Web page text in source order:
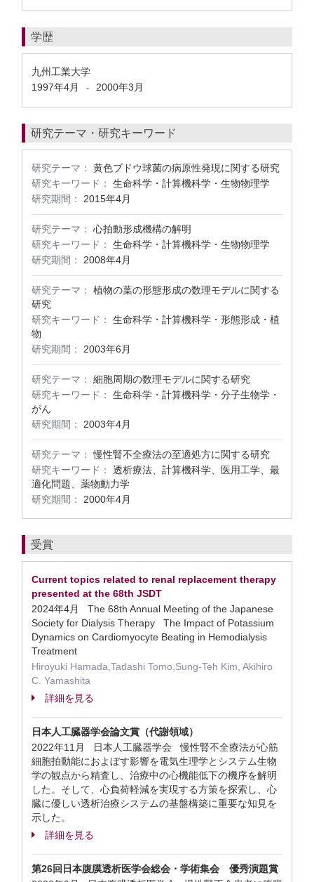
学歴
九州工業大学
1997年4月
- 2000年3月
研究テーマ・研究キーワード
研究テーマ：
黄色ブドウ球菌の病原性発現に関する研究
研究キーワード：
生命科学・計算機科学・生物物理学
研究期間：
2015年4月
研究テーマ：
心拍動形成機構の解明
研究キーワード：
生命科学・計算機科学・生物物理学
研究期間：
2008年4月
研究テーマ：
植物の葉の形態形成の数理モデルに関する
研究
研究キーワード：
生命科学・計算機科学・形態形成・植
物
研究期間：
2003年6月
研究テーマ：
細胞周期の数理モデルに関する研究
研究キーワード：
生命科学・計算機科学・分子生物学・
がん
研究期間：
2003年4月
研究テーマ：
慢性腎不全療法の至適処方に関する研究
研究キーワード：
透析療法、計算機科学、医用工学、最
適化問題、薬物動力学
研究期間：
2000年4月
受賞
Current topics related to renal replacement therapy
presented at the 68th JSDT
2024年4月 The 68th Annual Meeting of the Japanese
Society for Dialysis Therapy The Impact of Potassium
Dynamics on Cardiomyocyte Beating in Hemodialysis
Treatment
Hiroyuki Hamada,Tadashi Tomo,Sung-Teh Kim, Akihiro
C. Yamashita
詳細を見る
日本人工臓器学会論文賞（代謝領域）
2022年11月 日本人工臓器学会 慢性腎不全療法が心筋
細胞拍動能におよぼす影響を電気生理学とシステム生物
学の観点から精査し、治療中の心機能低下の機序を解明
した。そして、心負荷軽減を実現する方策を探索し、心
臓に優しい透析治療システムの基盤構築に重要な知見を
示した。
詳細を見る
第26回日本腹膜透析医学会総会・学術集会 優秀演題賞